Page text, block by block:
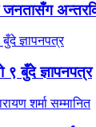
जनतासँग
९ बुँदे ज्ञापनपत्र